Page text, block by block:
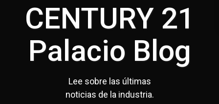
CENTURY 21
Palacio Blog
Lee sobre las últimas
noticias de la industria.